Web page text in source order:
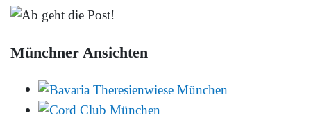
Münchner Ansichten